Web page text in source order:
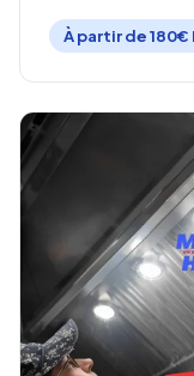
À partir de 180€